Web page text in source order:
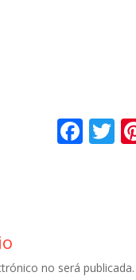
F
o
T
no será publicada.